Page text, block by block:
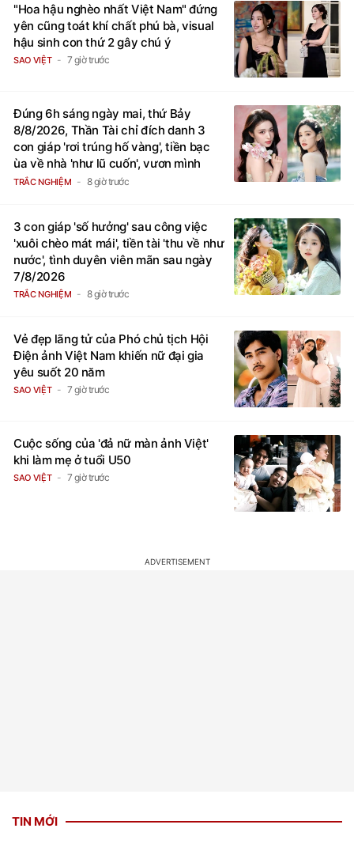
"Hoa hậu nghèo nhất Việt Nam" đứng
yên cũng toát khí chất phú bà, visual
hậu sinh con thứ 2 gây chú ý
SAO VIỆT 7 giờ trước
Đúng 6h sáng ngày mai, thứ Bảy
8/8/2026, Thần Tài chỉ đích danh 3
con giáp 'rơi trúng hố vàng', tiền bạc
ùa về nhà 'như lũ cuốn', vươn mình
thành đại gia trong phút chốc
TRẮC NGHIỆM 8 giờ trước
3 con giáp 'số hưởng' sau công việc
'xuôi chèo mát mái', tiền tài 'thu về như
nước', tình duyên viên mãn sau ngày
7/8/2026
TRẮC NGHIỆM 8 giờ trước
Vẻ đẹp lãng tử của Phó chủ tịch Hội
Điện ảnh Việt Nam khiến nữ đại gia
yêu suốt 20 năm
SAO VIỆT 7 giờ trước
Cuộc sống của 'đả nữ màn ảnh Việt'
khi làm mẹ ở tuổi U50
SAO VIỆT 7 giờ trước
TIN MỚI